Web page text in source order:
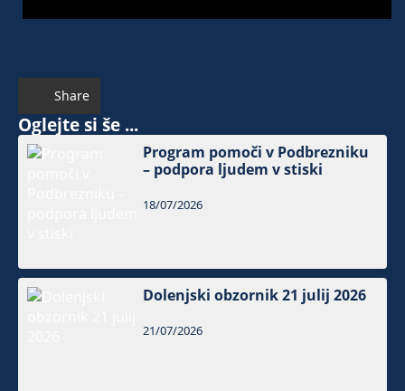
Share
Oglejte si še ...
Program pomoči v Podbrezniku
– podpora ljudem v stiski
18/07/2026
Dolenjski obzornik 21 julij 2026
21/07/2026